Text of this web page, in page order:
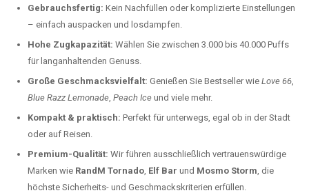
Gebrauchsfertig: Kein Nachfüllen oder komplizierte Einstellungen
– einfach auspacken und losdampfen.
Hohe Zugkapazität: Wählen Sie zwischen 3.000 bis 40.000 Puffs
für langanhaltenden Genuss.
Große Geschmacksvielfalt: Genießen Sie Bestseller wie Love 66,
Blue Razz Lemonade, Peach Ice und viele mehr.
Kompakt & praktisch: Perfekt für unterwegs, egal ob in der Stadt
oder auf Reisen.
Premium-Qualität: Wir führen ausschließlich vertrauenswürdige
Marken wie RandM Tornado, Elf Bar und Mosmo Storm, die
höchste Sicherheits- und Geschmackskriterien erfüllen.